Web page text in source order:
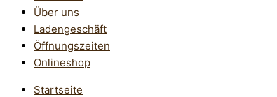
Über uns
Ladengeschäft
Öffnungszeiten
Onlineshop
Startseite